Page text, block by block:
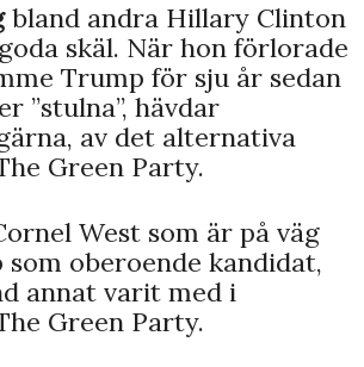
bland andra Hillary Clinton
skäl. När hon förlorade
Trump för sju år sedan
”stulna”, hävdar
av det alternativa
Green Party.
West som är på väg
oberoende kandidat,
annat varit med i
Green Party.